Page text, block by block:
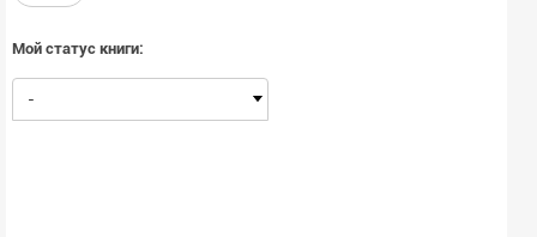
Мой статус книги:
-